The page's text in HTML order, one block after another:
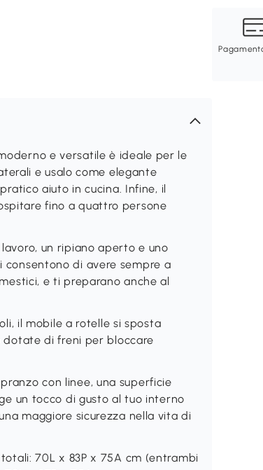
e versatile è ideale per le
e usalo come elegante
aiuto in cucina. Infine, il
fino a quattro persone
un ripiano aperto e uno
di avere sempre a
e ti preparano anche al
il mobile a rotelle si sposta
dotate di freni per bloccare
con linee, una superficie
un tocco di gusto al tuo interno
maggiore sicurezza nella vita di
70L x 83P x 75A cm (entrambi